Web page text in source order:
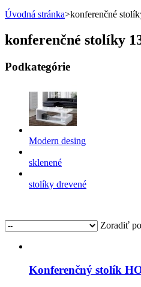
Úvodná stránka>konferenčné
konferenčné stolíky
Podkategórie
Modern desing
sklenené
stolíky drevené
Zoradiť
Konferenčný stolík